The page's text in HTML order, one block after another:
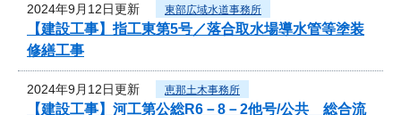
2024年9月12日更新 東部広域水道事務所
【建設工事】指工東第5号／落合取水場導水管等塗装
修繕工事
2024年9月12日更新 恵那土木事務所
【建設工事】河工第公総R6－8－2他号/公共 総合流